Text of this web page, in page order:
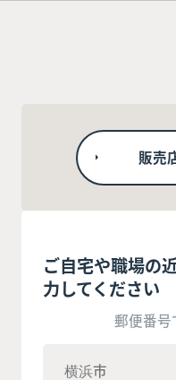
販売
ご自宅や職場の
力してください
郵便番号